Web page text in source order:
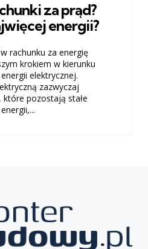
za prąd?
energii?
rachunku za energię
krokiem w kierunku
elektrycznej.
zazwyczaj
które pozostają stałe